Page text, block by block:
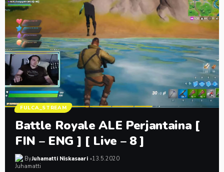
FULCA_STREAM
Battle Royale ALE Perjantaina [
FIN – ENG ] [ Live – 8 ]
ByJuhamatti Niskasaari 13.5.2020